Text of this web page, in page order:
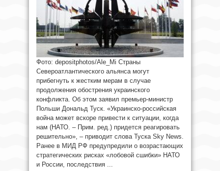
Фото: depositphotos/Ale_Mi Страны
Североатлантического альянса могут
прибегнуть к жестким мерам в случае
продолжения обострения украинского
конфликта. Об этом заявил премьер-министр
Польши Дональд Туск. «Украинско-российская
война может вскоре привести к ситуации, когда
нам (НАТО. – Прим. ред.) придется реагировать
решительно», – приводит слова Туска Sky News.
Ранее в МИД РФ предупредили о возрастающих
стратегических рисках «лобовой сшибки» НАТО
и России, последствия ...